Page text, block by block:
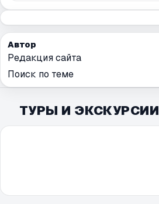
Автор
Редакция сайта
Поиск по теме
ТУРЫ И ЭКСКУРСИИ